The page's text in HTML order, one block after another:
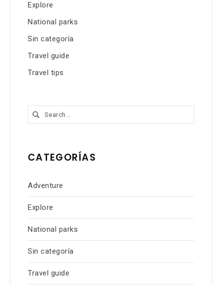
Explore
National parks
Sin categoría
Travel guide
Travel tips
Buscar:
CATEGORÍAS
Adventure
Explore
National parks
Sin categoría
Travel guide